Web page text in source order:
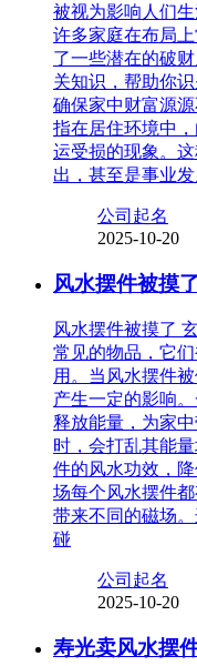
被视为影响人们
许多家庭在布局
了一些潜在的破
关知识，帮助你
确保家中财富源
指在居住环境中
运受损的现象。
出，甚至是事业
公司起名
2025-10-20
风水摆件被摸
风水摆件被摸了
常见的物品，它
用。当风水摆件
产生一定的影响
释放能量，为家
时，会打乱其能
件的风水功效，
场每个风水摆件
带来不同的磁场
碰
公司起名
2025-10-20
寿光卖风水摆